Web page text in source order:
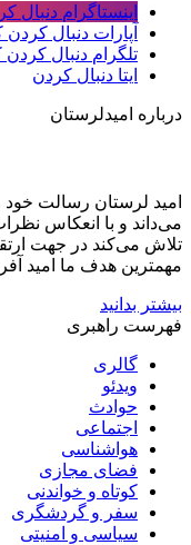
اینستاگرام دنبال
آپارات دنبال کردن
تلگرام دنبال کردن
ایتا دنبال کردن
درباره امیدلرستان
امید لرستان رسالت
می‌داند و با انعکاس
تلاش می‌کند در جهت
مهمترین هدف ما امید
بیشتر بدانید
فهرست راهبری
گالری
ویدئو
حوادث
اجتماعی
هواشناسی
فضای مجازی
کوتاه و خواندنی
سفر و گردشگری
سیاسی و امنیتی